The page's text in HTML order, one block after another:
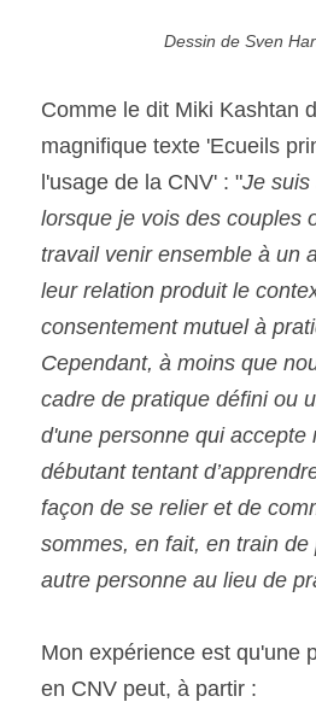
Dessin de Sven
Comme le dit Miki Kashtan
magnifique texte 'Ecueils
l'usage de la CNV' : "Je suis
lorsque je vois des couples
travail venir ensemble à un
leur relation produit le
consentement mutuel à
Cependant, à moins que
cadre de pratique défini ou
d'une personne qui accepte
débutant tentant
façon de se relier et de
sommes, en fait, en train
autre personne au lieu de
Mon expérience est qu'une
en CNV peut, à partir :